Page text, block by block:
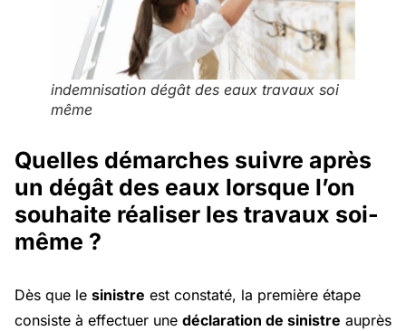
indemnisation dégât des eaux travaux soi
même
Quelles démarches suivre après
un dégât des eaux lorsque l’on
souhaite réaliser les travaux soi-
même ?
Dès que le sinistre est constaté, la première étape
consiste à effectuer une déclaration de sinistre auprès